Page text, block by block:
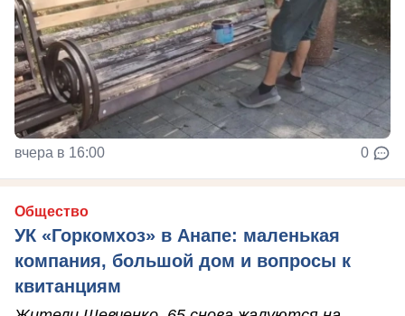
вчера в 16:00 0
Общество
УК «Горкомхоз» в Анапе: маленькая
компания, большой дом и вопросы к
квитанциям